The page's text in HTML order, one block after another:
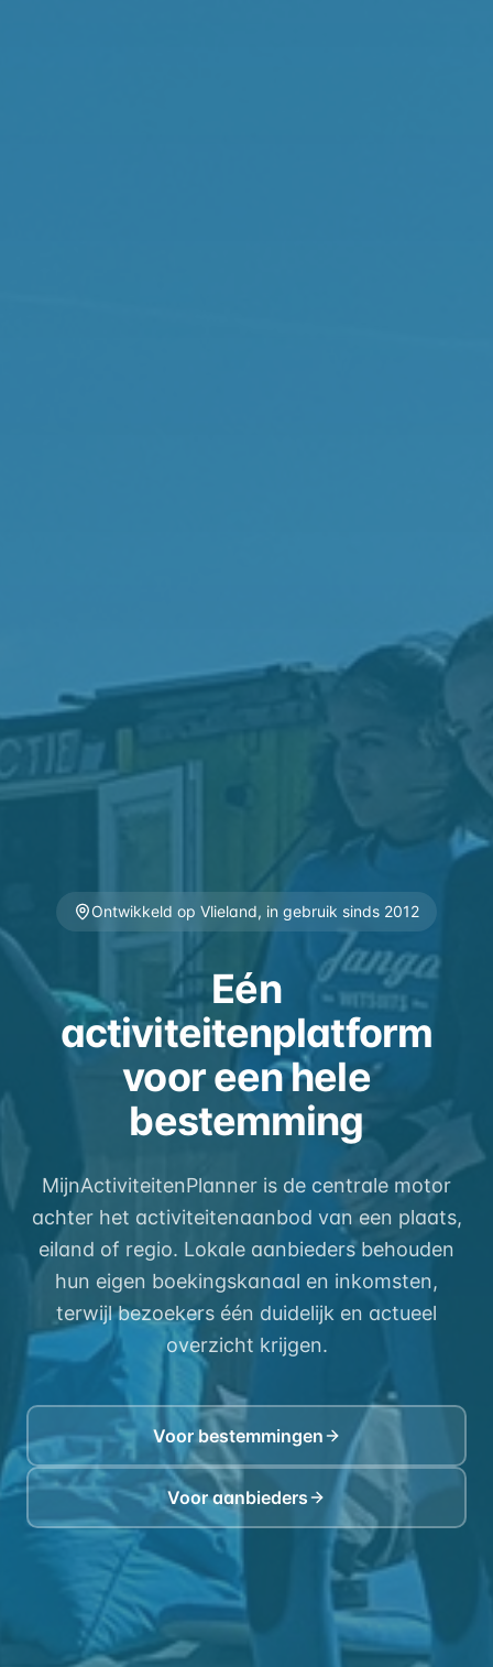
Ontwikkeld op Vlieland, in gebruik sinds 2012
Eén
activiteitenplatform
voor een hele
bestemming
MijnActiviteitenPlanner is de centrale motor
achter het activiteitenaanbod van een plaats,
eiland of regio. Lokale aanbieders behouden
hun eigen boekingskanaal en inkomsten,
terwijl bezoekers één duidelijk en actueel
overzicht krijgen.
Voor bestemmingen
Voor aanbieders